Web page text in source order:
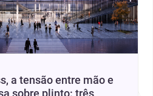
a tensão entre mão e
sobre plinto: três